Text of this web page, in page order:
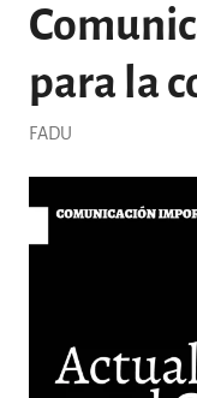
para la
FADU